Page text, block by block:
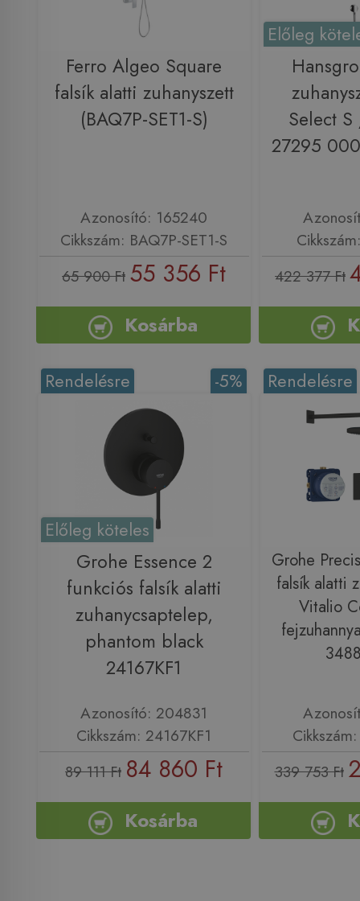
Ferro Algeo Square
falsík alatti zuhanyszett
(BAQ7P-SET1-S)
Azonosító: 165240
Cikkszám: BAQ7P-SET1-S
65 900 Ft 55 356 Ft
Kosárba
Előleg
Select
27295
422 377 Ft
-5%
Rendelésre
Előleg köteles
Grohe Essence 2
funkciós falsík alatti
zuhanycsaptelep,
phantom black
24167KF1
Azonosító: 204831
Cikkszám: 24167KF1
89 111 Ft 84 860 Ft
Kosárba
Rendelésre
Grohe
falsík alatti
Vitalio
339 753 Ft